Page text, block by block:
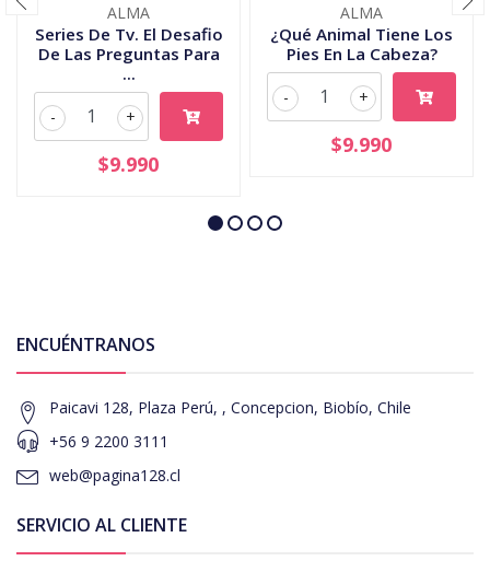
ALMA
Series De Tv. El Desafio
De Las Preguntas Para
...
+
-
$9.990
ALMA
¿Qué Animal Tiene Los
Pies En La Cabeza?
+
-
$9.990
ENCUÉNTRANOS
Paicavi 128, Plaza Perú, , Concepcion, Biobío, Chile
+56 9 2200 3111
web@pagina128.cl
SERVICIO AL CLIENTE